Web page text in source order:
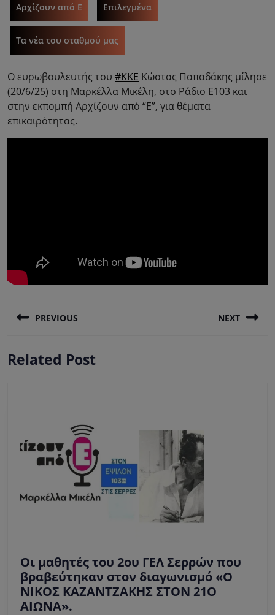
Αρχίζουν από Ε Επιλεγμένα
Τα νέα του σταθμού μας
Ο ευρωβουλευτής του #ΚΚΕ Κώστας Παπαδάκης μίλησε
(20/6/25) στη Μαρκέλλα Μικέλη, στο Ράδιο Ε103 και
στην εκπομπή Αρχίζουν από “Ε”, για θέματα
επικαιρότητας.
άρθρων
PREVIOUS
post:
NEXT
Related Post
Οι μαθητές του 2ου ΓΕΛ Σερρών που
βραβεύτηκαν στον διαγωνισμό «Ο
ΝΙΚΟΣ ΚΑΖΑΝΤΖΑΚΗΣ ΣΤΟΝ 21Ο
ΑΙΩΝΑ».